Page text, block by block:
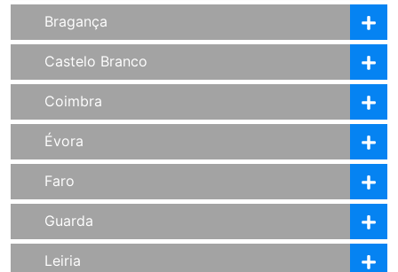
Bragança
Castelo Branco
Coimbra
Évora
Faro
Guarda
Leiria